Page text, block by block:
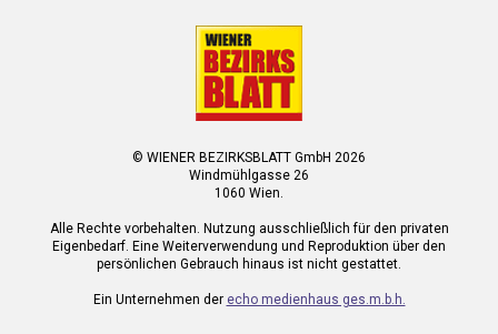
© WIENER BEZIRKSBLATT GmbH 2026
Windmühlgasse 26
1060 Wien.
Alle Rechte vorbehalten. Nutzung ausschließlich für den privaten
Eigenbedarf. Eine Weiterverwendung und Reproduktion über den
persönlichen Gebrauch hinaus ist nicht gestattet.
Ein Unternehmen der echo medienhaus ges.m.b.h.